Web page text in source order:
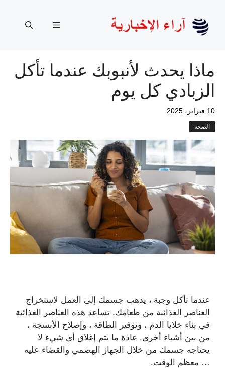
المحتوى
القائمة
ماذا يحدث لأنبوبك عندما تأكل
الزبادي كل يوم
10 فبراير، 2025
الصحة
عندما تأكل وجبة ، يذهب جسمك إلى العمل لاستخراج
العناصر الغذائية من طعامك. تساعد هذه العناصر الغذائية
في بناء خلايا الدم ، وتوفير الطاقة ، وإصلاح الأنسجة ،
من بين أشياء أخرى. عادة ما يتم إغلاق أي شيء لا
يحتاجه جسمك من خلال الجهاز الهضمي والقضاء عليه
… معظم الوقت.